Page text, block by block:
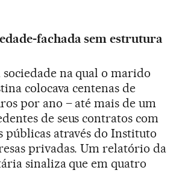
fachada sem estrutura
na qual o marido
colocava centenas de
por ano – até mais de um
de seus contratos com
públicas através do Instituto
privadas. Um relatório da
sinaliza que em quatro